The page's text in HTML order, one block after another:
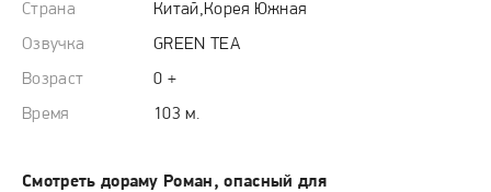
Страна
Китай,Корея Южная
Озвучка
GREEN TEA
Возраст
0 +
Время
103 м.
Смотреть дораму Роман, опасный для